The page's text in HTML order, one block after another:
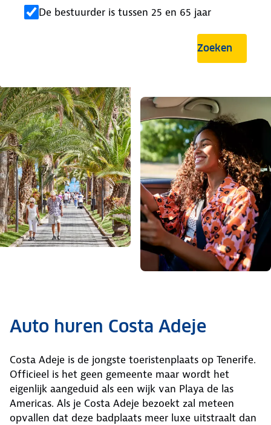
De bestuurder is tussen 25 en 65 jaar
Zoeken
Auto huren Costa Adeje
Costa Adeje is de jongste toeristenplaats op Tenerife.
Officieel is het geen gemeente maar wordt het
eigenlijk aangeduid als een wijk van Playa de las
Americas. Als je Costa Adeje bezoekt zal meteen
opvallen dat deze badplaats meer luxe uitstraalt dan